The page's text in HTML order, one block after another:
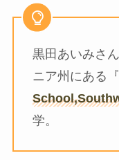
黒田あいみさ
ニア州にある『
学。